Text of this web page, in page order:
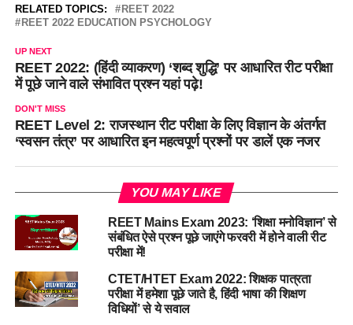
RELATED TOPICS:
REET 2022
REET 2022 EDUCATION PSYCHOLOGY
UP NEXT
REET 2022: (हिंदी व्याकरण) ‘शब्द शुद्धि’ पर आधारित रीट परीक्षा
में पूछे जाने वाले संभावित प्रश्न यहां पढ़े!
DON'T MISS
REET Level 2: राजस्थान रीट परीक्षा के लिए विज्ञान के अंतर्गत
‘स्वसन तंत्र’ पर आधारित इन महत्वपूर्ण प्रश्नों पर डालें एक नजर
YOU MAY LIKE
REET Mains Exam 2023: ‘शिक्षा मनोविज्ञान’ से
संबंधित ऐसे प्रश्न पूछे जाएंगे फरवरी में होने वाली रीट
परीक्षा में!
CTET/HTET Exam 2022: शिक्षक पात्रता
परीक्षा में हमेशा पूछे जाते है, हिंदी भाषा की शिक्षण
विधियों’ से ये सवाल